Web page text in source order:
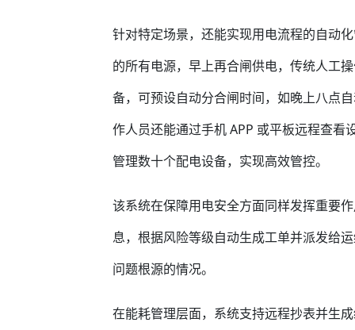
针对特定场景，还能实现用电流程的自动
的所有电源，早上再合闸供电，传统人工
备，可预设自动分合闸时间，如晚上八点
作人员还能通过手机 APP 或平板远程查
管理数十个配电设备，实现高效管控。
该系统在保障用电安全方面同样发挥重要
息，根据风险等级自动生成工单并派发给
问题根源的情况。
在能耗管理层面，系统支持远程抄表并生